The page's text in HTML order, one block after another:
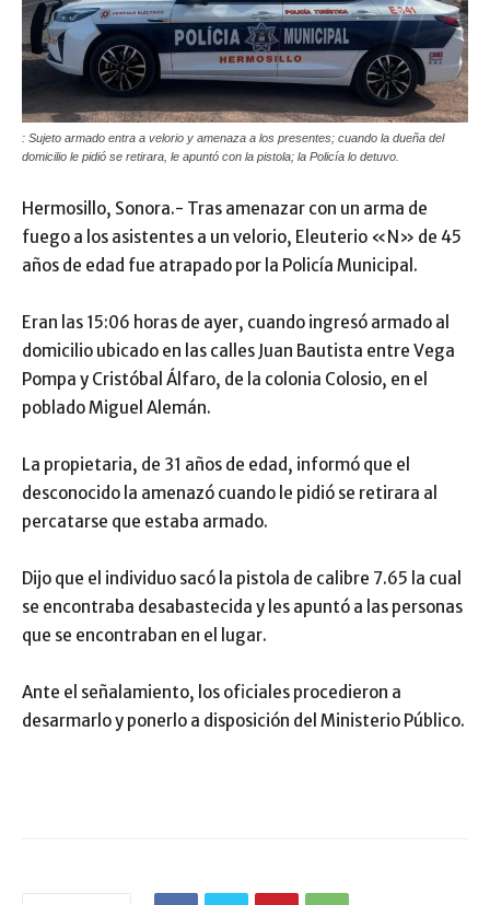
: Sujeto armado entra a velorio y amenaza a los presentes; cuando la dueña del
domicilio le pidió se retirara, le apuntó con la pistola; la Policía lo detuvo.
Hermosillo, Sonora.- Tras amenazar con un arma de
fuego a los asistentes a un velorio, Eleuterio «N» de 45
años de edad fue atrapado por la Policía Municipal.
Eran las 15:06 horas de ayer, cuando ingresó armado al
domicilio ubicado en las calles Juan Bautista entre Vega
Pompa y Cristóbal Álfaro, de la colonia Colosio, en el
poblado Miguel Alemán.
La propietaria, de 31 años de edad, informó que el
desconocido la amenazó cuando le pidió se retirara al
percatarse que estaba armado.
Dijo que el individuo sacó la pistola de calibre 7.65 la cual
se encontraba desabastecida y les apuntó a las personas
que se encontraban en el lugar.
Ante el señalamiento, los oficiales procedieron a
desarmarlo y ponerlo a disposición del Ministerio Público.